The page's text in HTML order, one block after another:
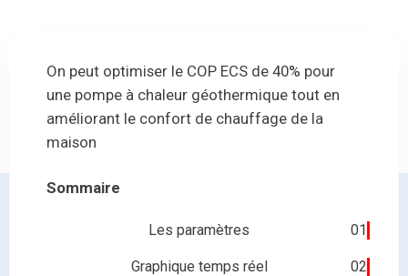
On peut optimiser le COP ECS de 40% pour
une pompe à chaleur géothermique tout en
améliorant le confort de chauffage de la
maison
Sommaire
Les paramètres 01
Graphique temps réel 02